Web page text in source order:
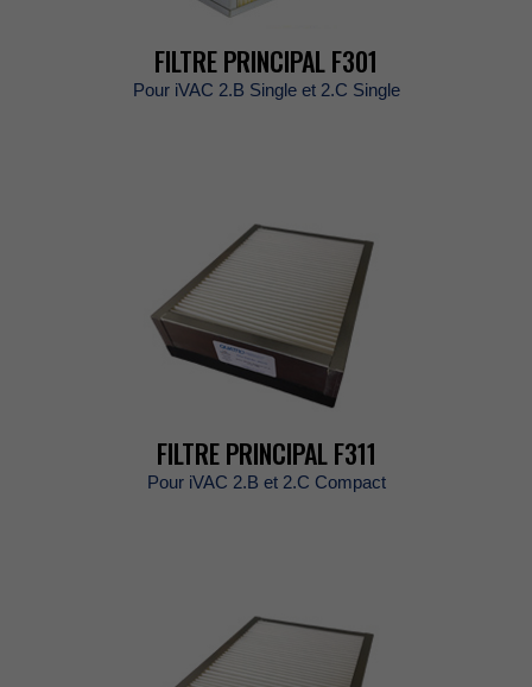
FILTREPRINCIPALF301
PouriVAC2.BSingleet2.CSingle
FILTREPRINCIPALF311
PouriVAC2.Bet2.CCompact